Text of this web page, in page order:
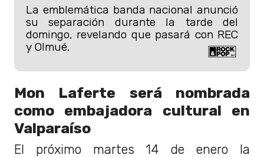
La emblemática banda nacional anunció
su separación durante la tarde del
domingo, revelando que pasará con REC
y Olmué.
Mon Laferte será nombrada
como embajadora cultural en
Valparaíso
El próximo martes 14 de enero la